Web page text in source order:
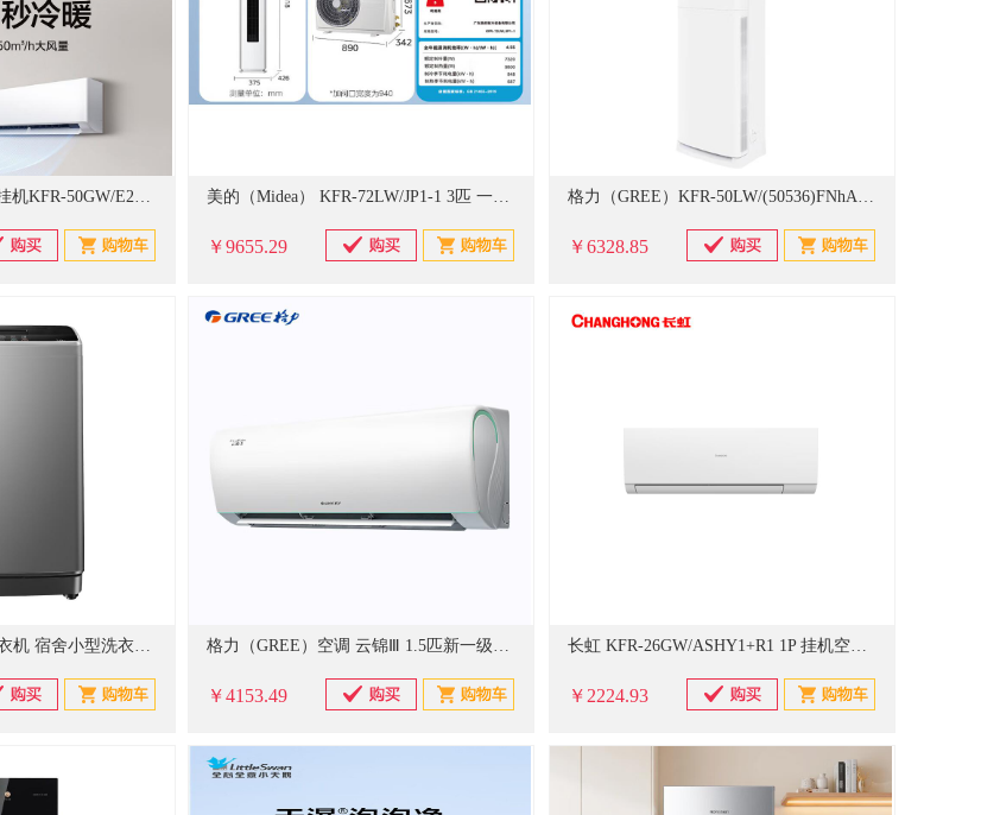
海信（Hisense） 2匹挂机KFR-50GW/E280-X1 美的（Midea） KFR-72LW/JP1-1 3匹 一级能效 变频冷暖 巨瀑风 大风量 圆柱形柜式空调
￥9655.29
格力（GREE）KFR-50LW/(50536)FNhAc-B3JY01 清凉风 2P 变频 冷暖 三级能效（新能效） 立柜式空调
￥6328.85
TCL 7kg 净护波轮洗衣机 宿舍小型洗衣机 二级能效 TB-V70S 格力（GREE）空调 云锦Ⅲ 1.5匹新一级能效变频 纯铜管省电舒适风搭载冷酷外机挂机 KFR-35GW/NhAe1BAj
￥4153.49
长虹 KFR-26GW/ASHY1+R1 1P 挂机空调 白色
￥2224.93